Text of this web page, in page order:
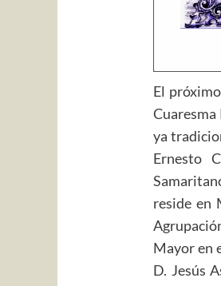
El
Cuaresma
ya
Ernesto
reside en
Mayor en
D. Jesús